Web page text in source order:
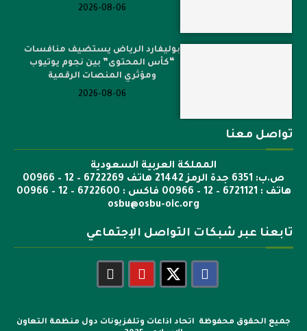
2026-08-06
بوليفارد الرياض يستضيف منافسات
“كأس المحتوى” بين نجوم يوتيوب
ومؤثري المنصات الرقمية
2026-08-06
تواصل معنا
المملكة العربية السعودية
ص.ب: 6351 جدة الرمز 21442 هاتف 6722269 – 12 – 00966
هاتف : 6721121 – 12 – 00966 فاكس : 6722600 – 12 – 00966
osbu@osbu-oic.org
تابعنا عبر شبكات التواصل الإجتماعي
جميع الحقوق محفوظة اتحاد اذاعات وتلفزيونات دول منظمة التعاون